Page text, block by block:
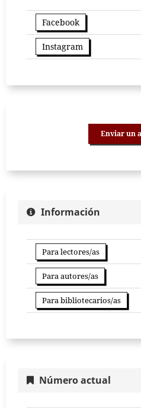
Facebook
Instagram
Enviar un
Información
Para lectores/as
Para autores/as
Para bibliotecarios/as
Número actual